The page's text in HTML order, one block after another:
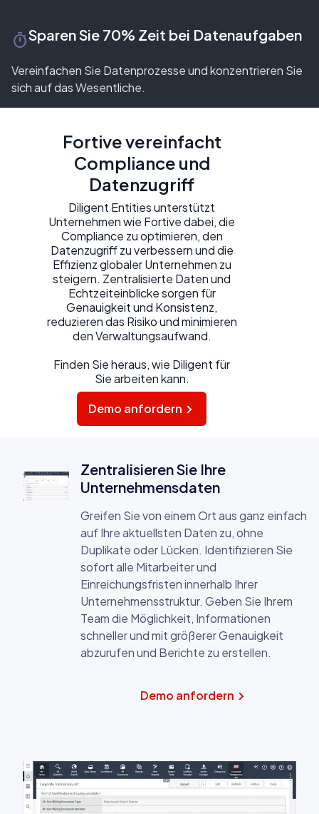
timerSparen Sie 70% Zeit bei Datenaufgaben
Vereinfachen Sie Datenprozesse und konzentrieren Sie
sich auf das Wesentliche.
Fortive vereinfacht
Compliance und
Datenzugriff
Diligent Entities unterstützt
Unternehmen wie Fortive dabei, die
Compliance zu optimieren, den
Datenzugriff zu verbessern und die
Effizienz globaler Unternehmen zu
steigern. Zentralisierte Daten und
Echtzeiteinblicke sorgen für
Genauigkeit und Konsistenz,
reduzieren das Risiko und minimieren
den Verwaltungsaufwand.
Finden Sie heraus, wie Diligent für
Sie arbeiten kann.
Demo anfordern
Zentralisieren Sie Ihre
Unternehmensdaten
Greifen Sie von einem Ort aus ganz einfach
auf Ihre aktuellsten Daten zu, ohne
Duplikate oder Lücken. Identifizieren Sie
sofort alle Mitarbeiter und
Einreichungsfristen innerhalb Ihrer
Unternehmensstruktur. Geben Sie Ihrem
Team die Möglichkeit, Informationen
schneller und mit größerer Genauigkeit
abzurufen und Berichte zu erstellen.
Demo anfordern